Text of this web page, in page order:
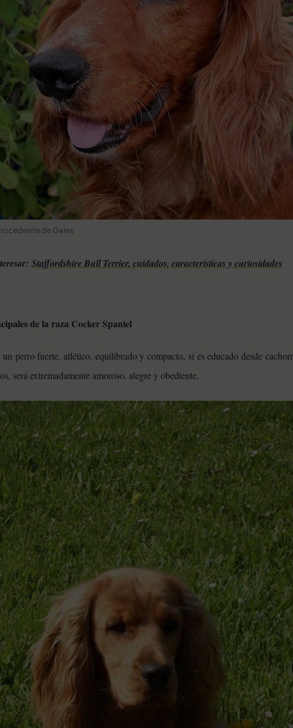
de Gales
Staffordshire Bull Terrier, cuidados, características y curiosidades
de la raza Cocker Spaniel
un perro fuerte, atlético, equilibrado y compacto, si es educado desde
será extremadamente amoroso, alegre y obediente.